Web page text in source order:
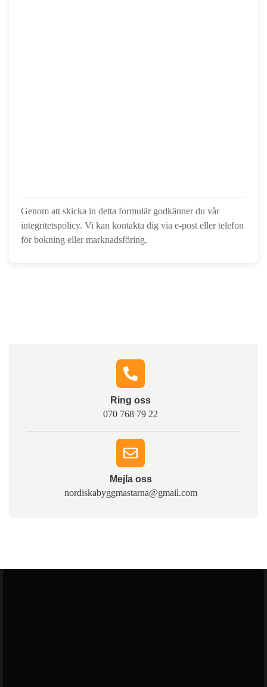
Ring oss​
070 768 79 22
Mejla oss​
nordiskabyggmastarna@gmail.com
Genom att skicka in detta formulär godkänner du vår
integritetspolicy. Vi kan kontakta dig via e-post eller telefon
för bokning eller marknadsföring.